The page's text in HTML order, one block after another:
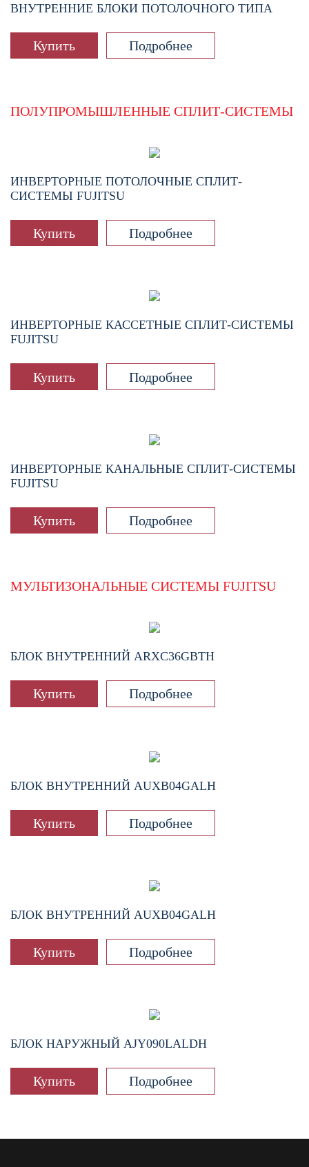
ВНУТРЕННИЕ БЛОКИ ПОТОЛОЧНОГО ТИПА
Купить Подробнее
ПОЛУПРОМЫШЛЕННЫЕ СПЛИТ-СИСТЕМЫ
ИНВЕРТОРНЫЕ ПОТОЛОЧНЫЕ СПЛИТ-
СИСТЕМЫ FUJITSU
Купить Подробнее
ИНВЕРТОРНЫЕ КАССЕТНЫЕ СПЛИТ-СИСТЕМЫ
FUJITSU
Купить Подробнее
ИНВЕРТОРНЫЕ КАНАЛЬНЫЕ СПЛИТ-СИСТЕМЫ
FUJITSU
Купить Подробнее
МУЛЬТИЗОНАЛЬНЫЕ СИСТЕМЫ FUJITSU
БЛОК ВНУТРЕННИЙ ARXC36GBTH
Купить Подробнее
БЛОК ВНУТРЕННИЙ AUXB04GALH
Купить Подробнее
БЛОК ВНУТРЕННИЙ AUXB04GALH
Купить Подробнее
БЛОК НАРУЖНЫЙ AJY090LALDH
Купить Подробнее